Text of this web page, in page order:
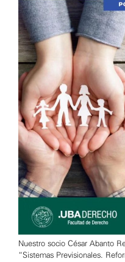
Nuestro socio César Abanto
“Sistemas Previsionales.